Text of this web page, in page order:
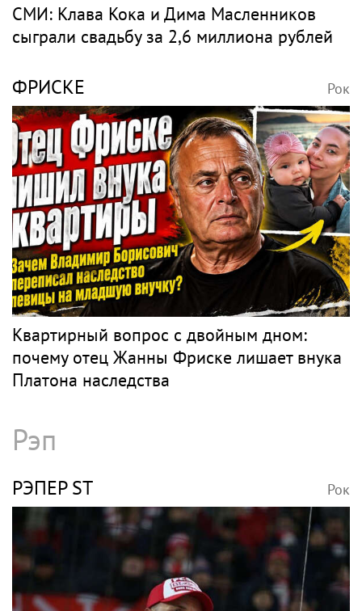
СМИ: Клава Кока и Дима Масленников
сыграли свадьбу за 2,6 миллиона рублей
ФРИСКЕ Рок
Квартирный вопрос с двойным дном:
почему отец Жанны Фриске лишает внука
Платона наследства
Рэп
РЭПЕР ST Рок